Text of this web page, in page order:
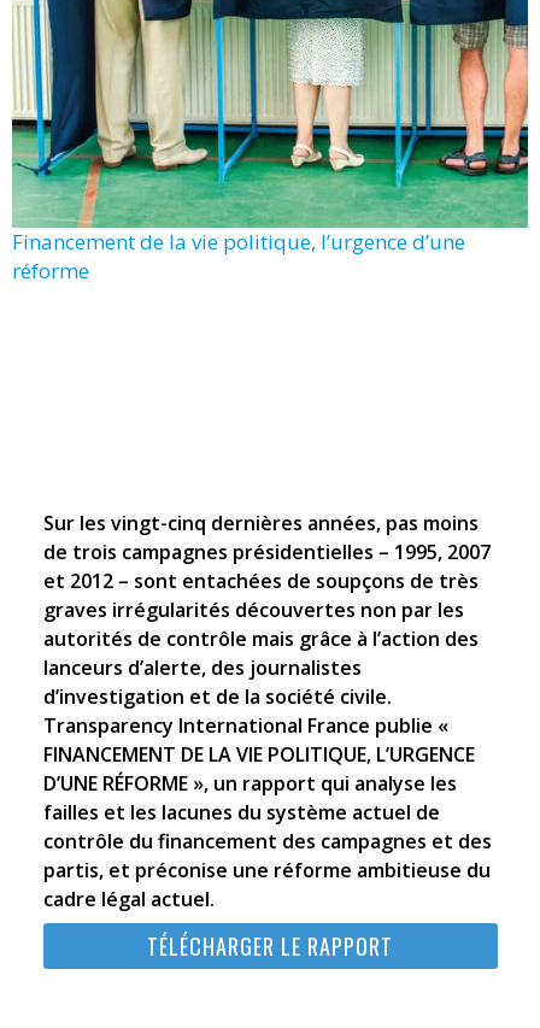
Financement de la vie politique, l’urgence d’une
réforme
Sur les vingt-cinq dernières années, pas moins
de trois campagnes présidentielles – 1995, 2007
et 2012 – sont entachées de soupçons de très
graves irrégularités découvertes non par les
autorités de contrôle mais grâce à l’action des
lanceurs d’alerte, des journalistes
d’investigation et de la société civile.
Transparency International France publie «
FINANCEMENT DE LA VIE POLITIQUE, L’URGENCE
D’UNE RÉFORME », un rapport qui analyse les
failles et les lacunes du système actuel de
contrôle du financement des campagnes et des
partis, et préconise une réforme ambitieuse du
cadre légal actuel.
TÉLÉCHARGER LE RAPPORT